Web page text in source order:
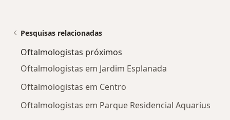
Pesquisas relacionadas
Oftalmologistas próximos
Oftalmologistas em Jardim Esplanada
Oftalmologistas em Centro
Oftalmologistas em Parque Residencial Aquarius